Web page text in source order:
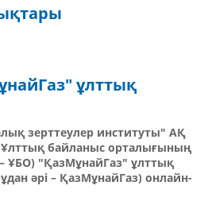
ұлттық
зерттеулер институты" АҚ
Ұлттық байланыс орталығының
ҰБО) "ҚазМұнайГаз" ұлттық
әрі – ҚазМұнайГаз) онлайн-